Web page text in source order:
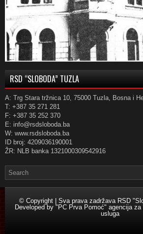
RSD “SLOBODA” TUZLA
A: Trg Stara tržnica 10, 75000 Tuzla, Bosna i
T: +387 35 271 281
F: +387 35 252 370
E: info@rsdsloboda.ba
W: www.rsdsloboda.ba
ID broj: 4209036190001
ŽR: NLB banka 1321000309542916
© Copyright | Sva prava zadržava RSD
Developed by "PC Prva Pomoć" agencija
usluga